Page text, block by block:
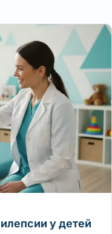
у детей